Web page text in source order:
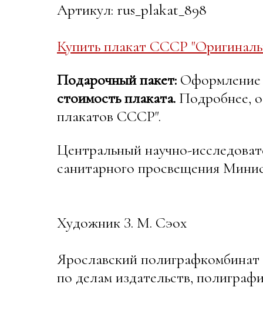
Артикул: rus_plakat_898
Купить плакат СССР
Подарочный пакет: Оформление
стоимость плаката. Подробнее,
плакатов СССР".
Центральный научно-
санитарного просвещения
Художник З. М. Сэох
Ярославский
по делам издательств,